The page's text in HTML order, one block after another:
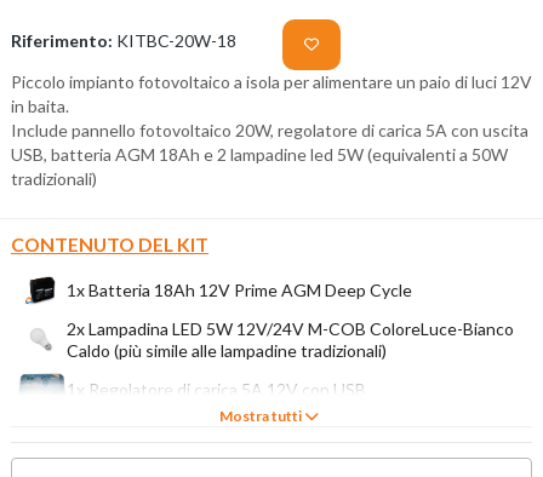
Riferimento: KITBC-20W-18
Piccolo impianto fotovoltaico a isola per alimentare un paio di luci 12V
in baita.
Include pannello fotovoltaico 20W, regolatore di carica 5A con uscita
USB, batteria AGM 18Ah e 2 lampadine led 5W (equivalenti a 50W
tradizionali)
CONTENUTO DEL KIT
1x Batteria 18Ah 12V Prime AGM Deep Cycle
2x Lampadina LED 5W 12V/24V M-COB ColoreLuce-Bianco
Caldo (più simile alle lampadine tradizionali)
1x Regolatore di carica 5A 12V con USB
1x 20W Pannello Fotovoltaico Policristallino 12V
Mostra tutti